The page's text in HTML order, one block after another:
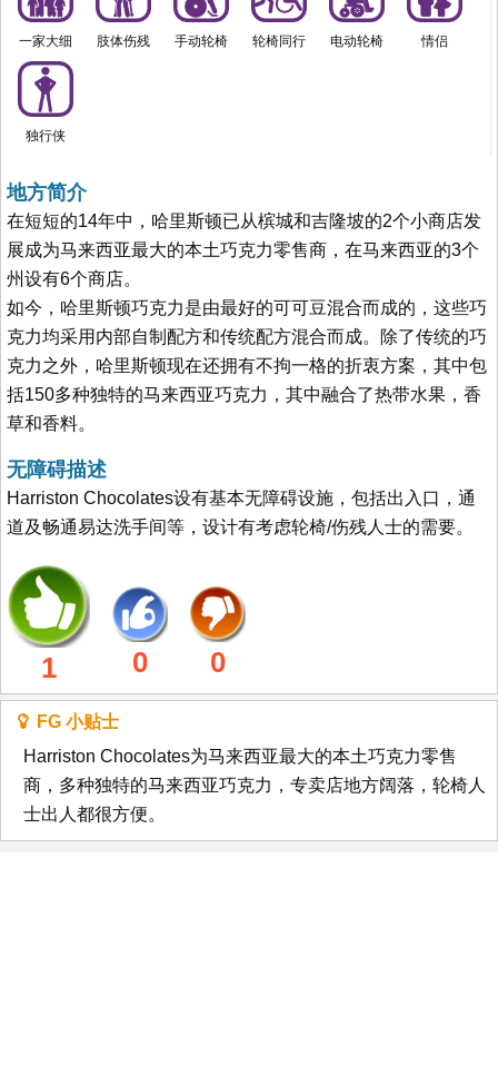
一家大细 肢体伤残 手动轮椅 轮椅同行 电动轮椅 情侣
独行侠
地方简介
在短短的14年中，哈里斯顿已从槟城和吉隆坡的2个小商店发
展成为马来西亚最大的本土巧克力零售商，在马来西亚的3个
州设有6个商店。
如今，哈里斯顿巧克力是由最好的可可豆混合而成的，这些巧
克力均采用内部自制配方和传统配方混合而成。除了传统的巧
克力之外，哈里斯顿现在还拥有不拘一格的折衷方案，其中包
括150多种独特的马来西亚巧克力，其中融合了热带水果，香
草和香料。
无障碍描述
Harriston Chocolates设有基本无障碍设施，包括出入口，通
道及畅通易达洗手间等，设计有考虑轮椅/伤残人士的需要。
1 0 0
FG 小贴士
Harriston Chocolates为马来西亚最大的本土巧克力零售
商，多种独特的马来西亚巧克力，专卖店地方阔落，轮椅人
士出人都很方便。